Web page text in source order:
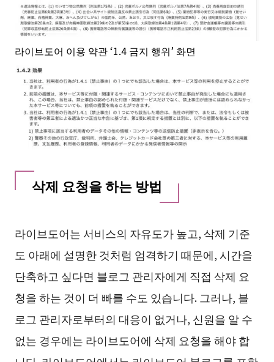
라이브도어 이용 약관 ‘1.4 금지 행위’ 화면
삭제 요청을 하는 방법
라이브도어는 서비스의 자유도가 높고, 삭제 기준
도 아래에 설명한 것처럼 엄격하기 때문에, 시간을
단축하고 싶다면 블로그 관리자에게 직접 삭제 요
청을 하는 것이 더 빠를 수도 있습니다. 그러나, 블
로그 관리자로부터의 대응이 없거나, 신원을 알 수
없는 경우에는 라이브도어에 삭제 요청을 해야 합